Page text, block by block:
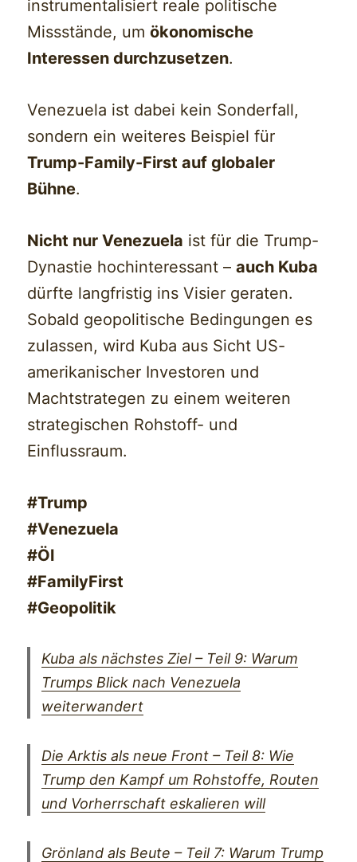
instrumentalisiert reale politische
Missstände, umökonomische
Interessen durchzusetzen.
Venezuela ist dabei kein Sonderfall,
sondern ein weiteres Beispiel für
Trump-Family-First auf globaler
Bühne.
Nicht nur Venezuela ist für die Trump-
Dynastie hochinteressant –auch Kuba
dürfte langfristig ins Visier geraten.
Sobald geopolitische Bedingungen es
zulassen, wird Kuba aus Sicht US-
amerikanischer Investoren und
Machtstrategen zu einem weiteren
strategischen Rohstoff- und
Einflussraum.
#Trump
#Venezuela
#Öl
#FamilyFirst
#Geopolitik
Kuba als nächstes Ziel – Teil 9: Warum
Trumps Blick nach Venezuela
weiterwandert
Die Arktis als neue Front – Teil 8: Wie
Trump den Kampf um Rohstoffe, Routen
und Vorherrschaft eskalieren will
Grönland als Beute – Teil 7: Warum Trump